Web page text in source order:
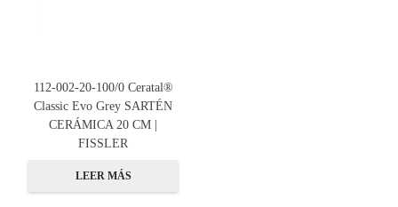
112-002-20-100/0 Ceratal®
Classic Evo Grey SARTÉN
CERÁMICA 20 CM |
FISSLER
LEER MÁS